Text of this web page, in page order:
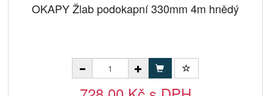
OKAPY Žlab podokapní 330mm 4m hnědý